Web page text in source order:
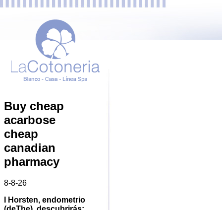
Buy cheap
acarbose
cheap
canadian
pharmacy
8-8-26
I Horsten, endometrio